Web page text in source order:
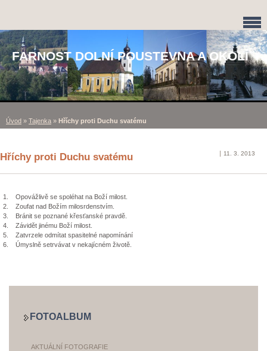
FARNOST DOLNÍ POUSTEVNA A OKOLÍ
Úvod » Tajenka » Hříchy proti Duchu svatému
Hříchy proti Duchu svatému 11. 3. 2013
1. Opovážlivě se spoléhat na Boží milost.
2. Zoufat nad Božím milosrdenstvím.
3. Bránit se poznané křesťanské pravdě.
4. Závidět jinému Boží milost.
5. Zatvrzele odmítat spasitelné napomínání
6. Úmyslně setrvávat v nekajícném životě.
FOTOALBUM
AKTUÁLNÍ FOTOGRAFIE